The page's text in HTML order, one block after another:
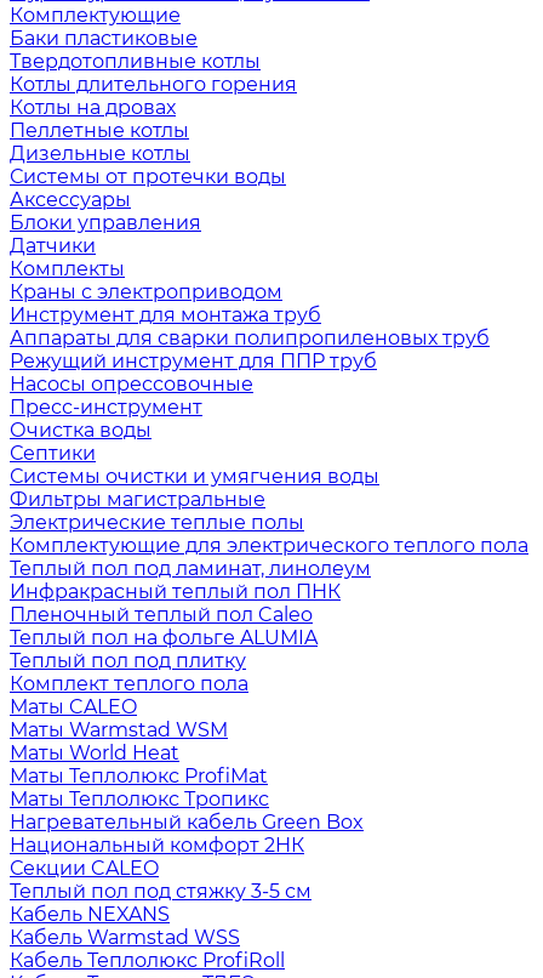
Комплектующие
Баки пластиковые
Твердотопливные котлы
Котлы длительного горения
Котлы на дровах
Пеллетные котлы
Дизельные котлы
Системы от протечки воды
Аксессуары
Блоки управления
Датчики
Комплекты
Краны с электроприводом
Инструмент для монтажа труб
Аппараты для сварки полипропиленовых труб
Режущий инструмент для ППР труб
Насосы опрессовочные
Пресс-инструмент
Очистка воды
Септики
Системы очистки и умягчения воды
Фильтры магистральные
Электрические теплые полы
Комплектующие для электрического теплого пола
Теплый пол под ламинат, линолеум
Инфракрасный теплый пол ПНК
Пленочный теплый пол Caleo
Теплый пол на фольге ALUMIA
Теплый пол под плитку
Комплект теплого пола
Маты CALEO
Маты Warmstad WSM
Маты World Heat
Маты Теплолюкс ProfiMat
Маты Теплолюкс Тропикс
Нагревательный кабель Green Box
Национальный комфорт 2НК
Секции CALEO
Теплый пол под стяжку 3-5 см
Кабель NEXANS
Кабель Warmstad WSS
Кабель Теплолюкс ProfiRoll